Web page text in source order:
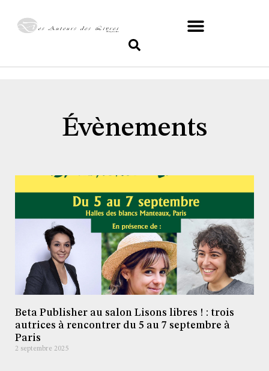
Évènements
Beta Publisher au salon Lisons libres ! : trois
autrices à rencontrer du 5 au 7 septembre à
Paris
2 septembre 2025